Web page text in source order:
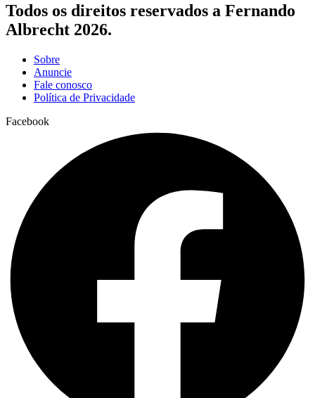
Todos os direitos reservados a Fernando
Albrecht 2026.
Sobre
Anuncie
Fale conosco
Política de Privacidade
Facebook